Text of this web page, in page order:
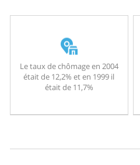
Le taux de chômage en 2004
était de 12,2% et en 1999 il
était de 11,7%